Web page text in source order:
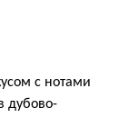
с нотами
дубово-